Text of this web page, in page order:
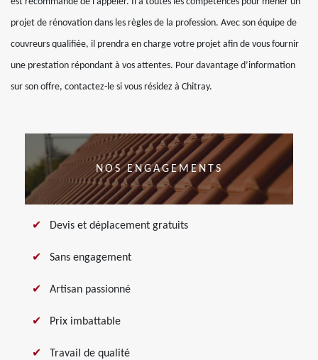
projet de rénovation dans les règles de la profession. Avec son équipe de
couvreurs qualifiée, il prendra en charge votre projet afin de vous fournir
une prestation répondant à vos attentes. Pour davantage d’information
sur son offre, contactez-le si vous résidez à Chitray.
NOS ENGAGEMENTS
Devis et déplacement gratuits
Sans engagement
Artisan passionné
Prix imbattable
Travail de qualité